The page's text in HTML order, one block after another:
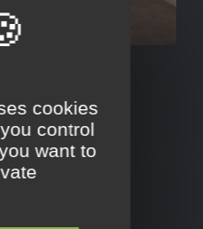
à installer, pourvu de
le poêle à bois Stûv
produit
cookies
control
want to